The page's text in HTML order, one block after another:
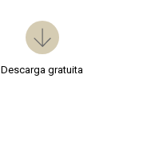
Descarga gratuita